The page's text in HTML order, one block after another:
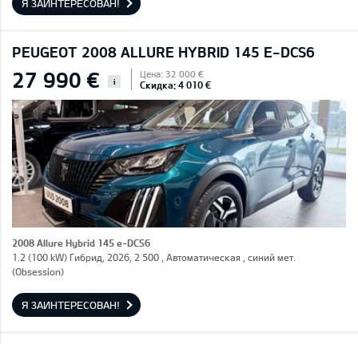
Я ЗАИНТЕРЕСОВАН!
PEUGEOT 2008 ALLURE HYBRID 145 E-DCS6
27 990 € i
Цена: 32 000 €
Скидка: 4 010 €
2008 Allure Hybrid 145 e-DCS6
1.2 (100 kW) Гибрид, 2026, 2 500 , Автоматическая , синий мет.
(Obsession)
Я ЗАИНТЕРЕСОВАН!